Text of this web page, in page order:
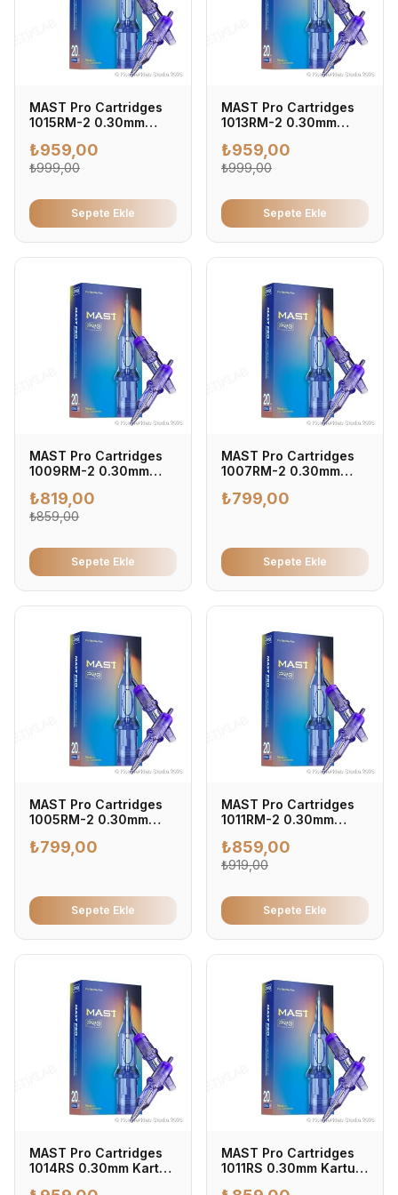
MAST Pro Cartridges
1015RM-2 0.30mm
0.30mm - Profesyonel
Dövme İğnesi (20'li
₺959,00
₺999,00
Sepete Ekle
MAST Pro Cartridges
1013RM-2 0.30mm
0.30mm - Profesyonel
Dövme İğnesi (20'li
₺959,00
₺999,00
Sepete Ekle
MAST Pro Cartridges
1009RM-2 0.30mm
0.30mm - Profesyonel
Dövme İğnesi (20'li
₺819,00
₺859,00
Sepete Ekle
MAST Pro Cartridges
1007RM-2 0.30mm
0.30mm - Profesyonel
₺799,00
Sepete Ekle
MAST Pro Cartridges
1005RM-2 0.30mm
0.30mm - Profesyonel
₺799,00
Sepete Ekle
MAST Pro Cartridges
1011RM-2 0.30mm
0.30mm - Profesyonel
Dövme İğnesi (20'li
₺859,00
₺919,00
Sepete Ekle
MAST Pro Cartridges
1014RS 0.30mm Kartuş
MAST Pro Cartridges
1011RS 0.30mm Kartuş